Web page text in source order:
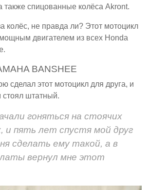
также спицованные колёса Akront.
колёс, не правда ли? Этот мотоцикл
двигателем из всех Honda
BANSHEE
сделал этот мотоцикл для друга, и
стоял штатный.
гоняться на стоячих
и пять лет спустя мой друг
сделать ему такой, а в
вернул мне этот